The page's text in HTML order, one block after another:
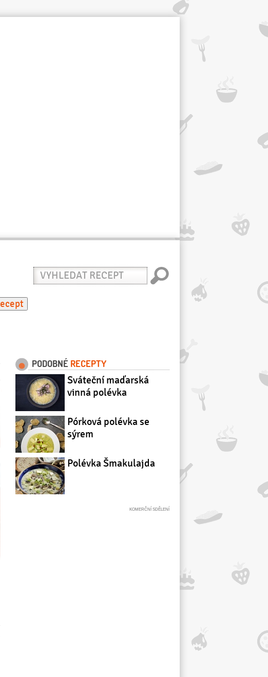
Vyhledat
recept
PODOBNÉ RECEPTY
Sváteční maďarská
vinná polévka
Pórková polévka se
sýrem
Polévka Šmakulajda